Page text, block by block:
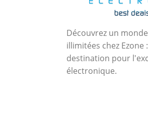
Découvrez un
illimitées chez Ezone
destination pour
électronique.